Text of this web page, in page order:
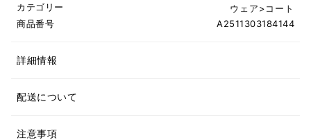
カテゴリー
ウェア>コート
商品番号
A2511303184144
詳細情報
配送について
注意事項